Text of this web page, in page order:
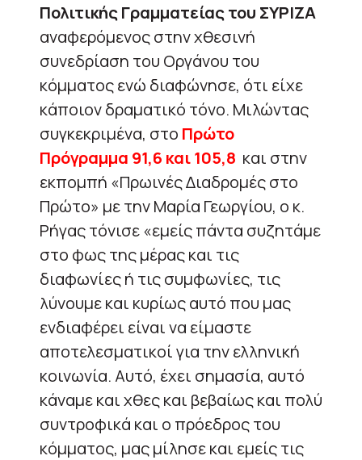
Πολιτικής Γραμματείας του ΣΥΡΙΖΑ
αναφερόμενος στην χθεσινή
συνεδρίαση του Οργάνου του
κόμματος ενώ διαφώνησε, ότι είχε
κάποιον δραματικό τόνο. Μιλώντας
συγκεκριμένα, στο Πρώτο
Πρόγραμμα 91,6 και 105,8 και στην
εκπομπή «Πρωινές Διαδρομές στο
Πρώτο» με την Μαρία Γεωργίου, ο κ.
Ρήγας τόνισε «εμείς πάντα συζητάμε
στο φως της μέρας και τις
διαφωνίες ή τις συμφωνίες, τις
λύνουμε και κυρίως αυτό που μας
ενδιαφέρει είναι να είμαστε
αποτελεσματικοί για την ελληνική
κοινωνία. Αυτό, έχει σημασία, αυτό
κάναμε και χθες και βεβαίως και πολύ
συντροφικά και ο πρόεδρος του
κόμματος, μας μίλησε και εμείς τις